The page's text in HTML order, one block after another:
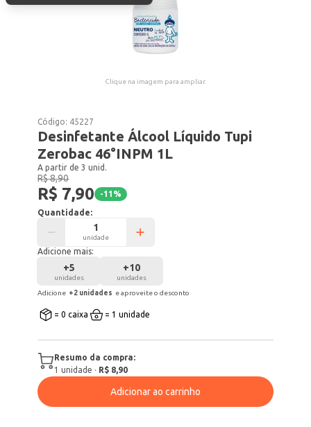
Clique na imagem para ampliar.
Código: 45227
Desinfetante Álcool Líquido Tupi
Zerobac 46°INPM 1L
A partir de 3 unid.
R$ 8,90
R$ 7,90 -11 %
Quantidade:
unidade
Adicione mais:
+5
unidades
+10
unidades
Adicione +2 unidades e aproveite o desconto
= 0 caixa = 1 unidade
Resumo da compra:
1 unidade · R$ 8,90
Adicionar ao carrinho